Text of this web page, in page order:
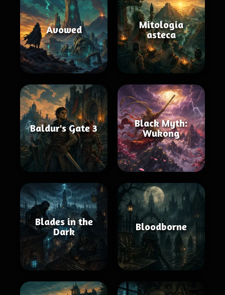
Avowed
Mitologia
asteca
Baldur's Gate 3
Black Myth:
Wukong
Blades in the
Dark
Bloodborne